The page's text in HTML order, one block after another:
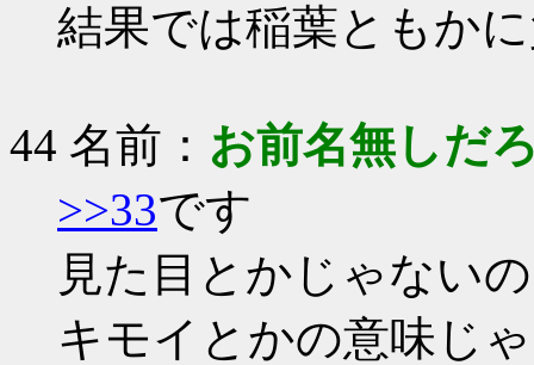
結果では稲葉ともか
44 名前： お前名無しだ
>>33です
見た目とかじゃない
キモイとかの意味じ